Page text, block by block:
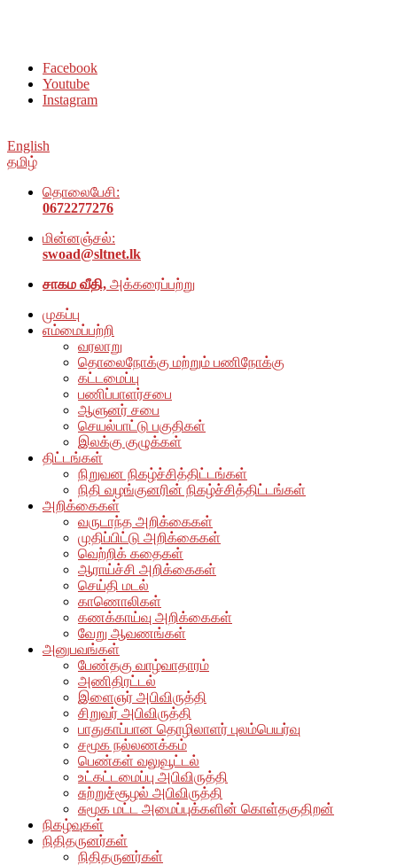
Facebook
Youtube
Instagram
English
தமிழ்
தொலைபேசி:
0672277276
மின்னஞ்சல்:
swoad@sltnet.lk
சாகம வீதி, அக்கரைப்பற்று
முகப்பு
எம்மைப்பற்றி
வரலாறு
தொலைநோக்கு மற்றும் பணிநோக்கு
கட்டமைப்பு
பணிப்பாளர்சபை
ஆளுனர் சபை
செயல்பாட்டு பகுதிகள்
இலக்கு குழுக்கள்
திட்டங்கள்
நிறுவன நிகழ்ச்சித்திட்டங்கள்
நிதி வழங்குனரின் நிகழ்ச்சித்திட்டங்கள்
அறிக்கைகள்
வருடாந்த அறிக்கைகள்
முதிப்பிட்டு அறிக்கைகள்
வெற்றிக் கதைகள்
ஆராய்ச்சி அறிக்கைகள்
செய்தி மடல்
காணொலிகள்
கணக்காய்வு அறிக்கைகள்
வேறு ஆவணங்கள்
அனுபவங்கள்
பேண்தகு வாழ்வாதாரம்
அணிதிரட்டல்
இளைஞர் அபிவிருத்தி
சிறுவர் அபிவிருத்தி
பாதுகாப்பான தொழிலாளர் புலம்பெயர்வு
சமூக நல்லணக்கம்
பெண்கள் வலுவூட்டல்
உட்கட்டமைப்பு அபிவிருத்தி
சுற்றுச்சூழல் அபிவிருத்தி
சுமூக மட்ட அமைப்புக்களின் கொள்தகுதிறன்
நிகழ்வுகள்
நிதிதருனர்கள்
நிதிதருனர்கள்